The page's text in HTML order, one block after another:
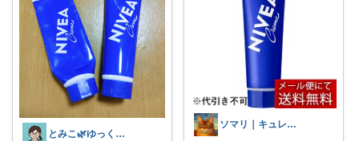
とみこ🌿ゆっくりペース
ソマリ｜キュレルを全部揃えたよ✨見てね！